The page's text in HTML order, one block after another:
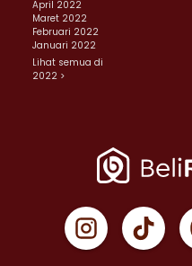
April 2022
Maret 2022
Februari 2022
Januari 2022
Lihat semua di
2022 >